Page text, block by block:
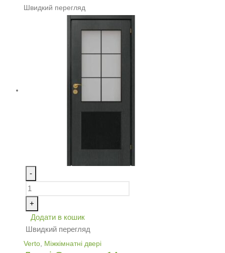
Швидкий перегляд
-
+
Додати в кошик
Швидкий перегляд
Verto Міжкімнатні двері